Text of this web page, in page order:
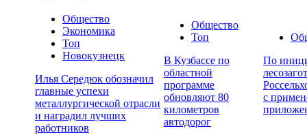
Общество
Экономика
Топ
Новокузнецк
Илья Середюк обозначил
главные успехи
металлургической отрасли
и наградил лучших
работников
Общество
Топ
В Кузбассе по
областной
программе
обновляют 80
километров
автодорог
По
с